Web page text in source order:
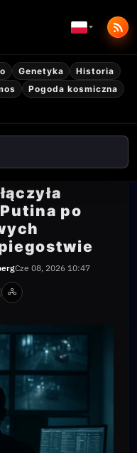
Genetyka
Historia
Pogoda kosmiczna
po
Cze 08, 2026 10:47